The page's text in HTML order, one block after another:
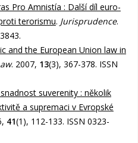
Pro Amnistía : Další díl euro-
terorismu. Jurisprudence.
and the European Union law in
. 2007, 13(3), 367-378. ISSN
suverenity : několik
a supremaci v Evropské
41(1), 112-133. ISSN 0323-